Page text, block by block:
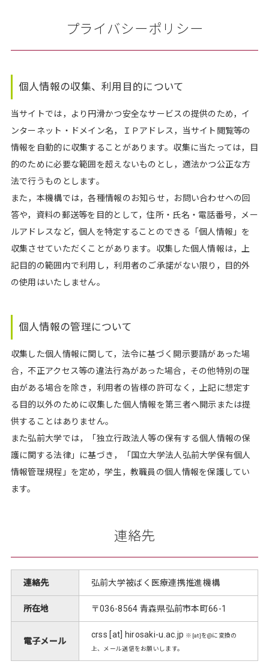
プライバシーポリシー
個人情報の収集、利用目的について
当サイトでは，より円滑かつ安全なサービスの提供のため，イ
ンターネット・ドメイン名，ＩＰアドレス，当サイト閲覧等の
情報を自動的に収集することがあります。収集に当たっては，目
的のために必要な範囲を超えないものとし，適法かつ公正な方
法で行うものとします。
また，本機構では，各種情報のお知らせ，お問い合わせへの回
答や，資料の郵送等を目的として，住所・氏名・電話番号，メー
ルアドレスなど，個人を特定することのできる「個人情報」を
収集させていただくことがあります。収集した個人情報は，上
記目的の範囲内で利用し，利用者のご承諾がない限り，目的外
の使用はいたしません。
個人情報の管理について
収集した個人情報に関して，法令に基づく開示要請があった場
合，不正アクセス等の違法行為があった場合，その他特別の理
由がある場合を除き，利用者の皆様の許可なく，上記に想定す
る目的以外のために収集した個人情報を第三者へ開示または提
供することはありません。
また弘前大学では，「独立行政法人等の保有する個人情報の保
護に関する法律」に基づき，「国立大学法人弘前大学保有個人
情報管理規程」を定め，学生，教職員の個人情報を保護してい
ます。
連絡先
連絡先 弘前大学被ばく医療連携推進機構
所在地 〒036-8564 青森県弘前市本町66-1
電子メール
crss [at] hirosaki-u.ac.jp ※[at]を@に変換の
上、メール送信をお願いします。